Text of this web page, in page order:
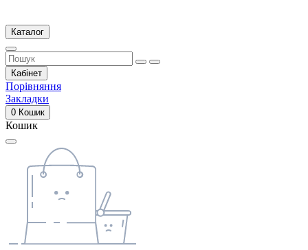
Каталог
Кабінет
Порівняння
Закладки
0 Кошик
Кошик